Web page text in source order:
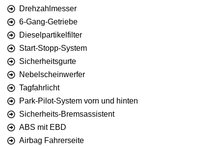
Drehzahlmesser
6-Gang-Getriebe
Dieselpartikelfilter
Start-Stopp-System
Sicherheitsgurte
Nebelscheinwerfer
Tagfahrlicht
Park-Pilot-System vorn und hinten
Sicherheits-Bremsassistent
ABS mit EBD
Airbag Fahrerseite